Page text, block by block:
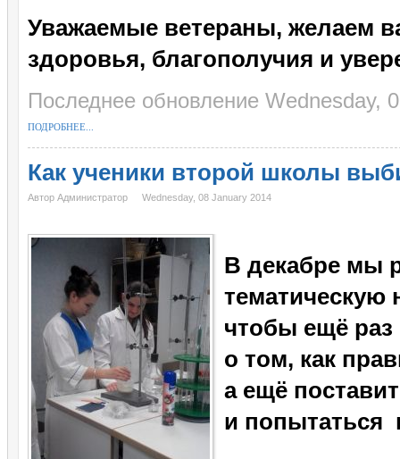
Уважаемые ветераны, желаем
здоровья, благополучия и
Последнее обновление Wednesday,
ПОДРОБНЕЕ...
Как ученики второй школы
Автор Администратор Wednesday, 08 January 2014
В декабре мы
чтобы ещё раз
о том, как
а ещё
и попытаться